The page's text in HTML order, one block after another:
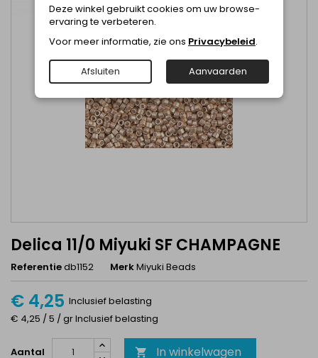
Delica 11/0 Miyuki SF CHAMPAGNE
Referentiedb1152 MerkMiyuki Beads
€ 4,25 Inclusief belasting
€ 4,25 / 5 / gr Inclusief belasting
Aantal  In winkelwagen
Deze winkel gebruikt cookies om uw browse-
ervaring te verbeteren.
Voor meer informatie, zie ons Privacybeleid.
Afsluiten Aanvaarden